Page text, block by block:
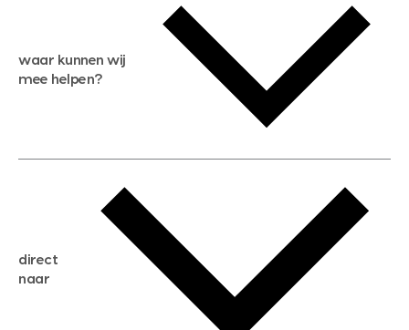
waar kunnen wij
mee helpen?
gratis zoekservice
huis verkopen
huis kopen
direct
naar